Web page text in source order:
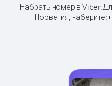
Набрать номер в Viber.
Норвегия, наберите:+